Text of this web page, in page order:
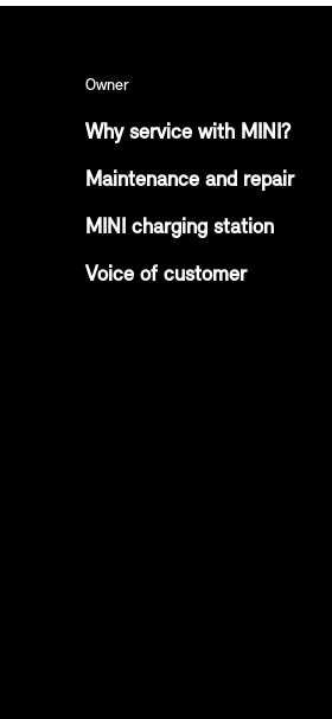
Owner
Why service with MINI?
Maintenance and repair
MINI charging station
Voice of customer